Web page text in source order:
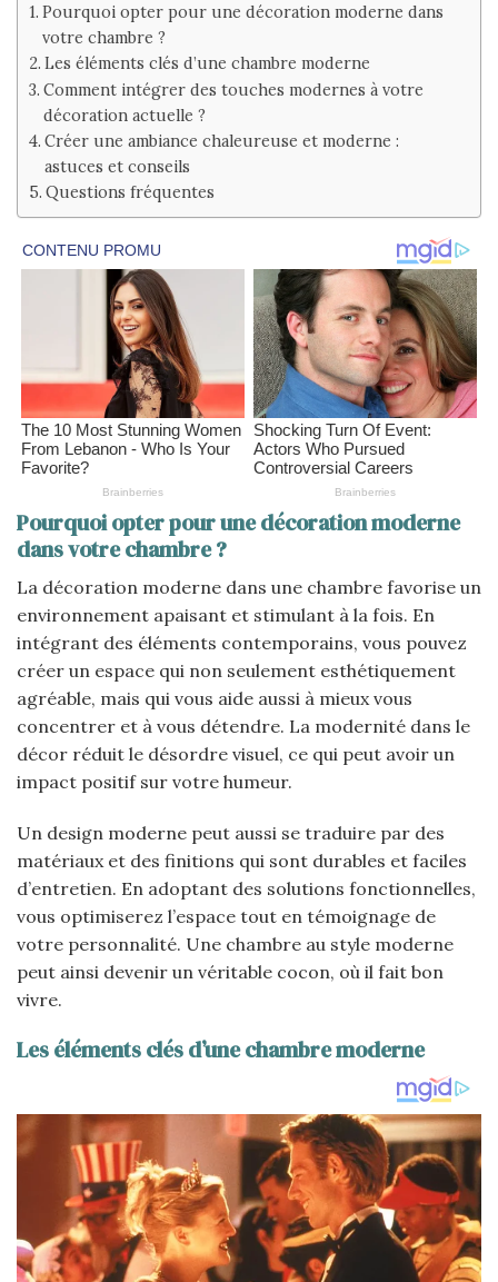
Pourquoi opter pour une décoration moderne dans
votre chambre ?
Les éléments clés d’une chambre moderne
Comment intégrer des touches modernes à votre
décoration actuelle ?
Créer une ambiance chaleureuse et moderne :
astuces et conseils
Questions fréquentes
Pourquoi opter pour une décoration moderne
dans votre chambre ?
La décoration moderne dans une chambre favorise un
environnement apaisant et stimulant à la fois. En
intégrant des éléments contemporains, vous pouvez
créer un espace qui non seulement esthétiquement
agréable, mais qui vous aide aussi à mieux vous
concentrer et à vous détendre. La modernité dans le
décor réduit le désordre visuel, ce qui peut avoir un
impact positif sur votre humeur.
Un design moderne peut aussi se traduire par des
matériaux et des finitions qui sont durables et faciles
d’entretien. En adoptant des solutions fonctionnelles,
vous optimiserez l’espace tout en témoignage de
votre personnalité. Une chambre au style moderne
peut ainsi devenir un véritable cocon, où il fait bon
vivre.
Les éléments clés d’une chambre moderne